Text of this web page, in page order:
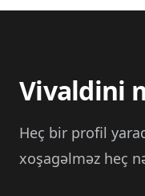
Vivaldini
Heç bir profil
xoşagəlməz heç